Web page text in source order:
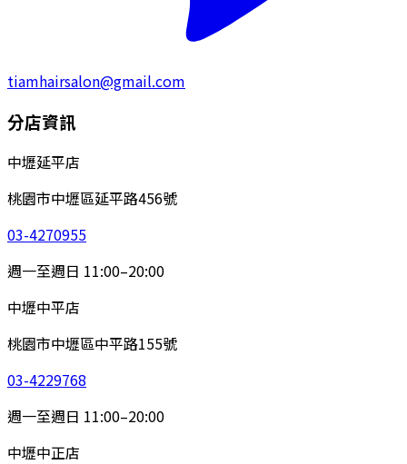
tiamhairsalon@gmail.com
分店資訊
中壢延平店
桃園市中壢區延平路456號
03-4270955
週一至週日 11:00–20:00
中壢中平店
桃園市中壢區中平路155號
03-4229768
週一至週日 11:00–20:00
中壢中正店